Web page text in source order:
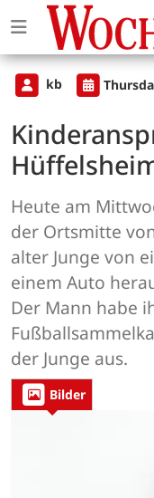
kb
Heute am
der Ortsmitte
alter Junge von
einem Auto
Der Mann habe
der Junge aus.
Bilder